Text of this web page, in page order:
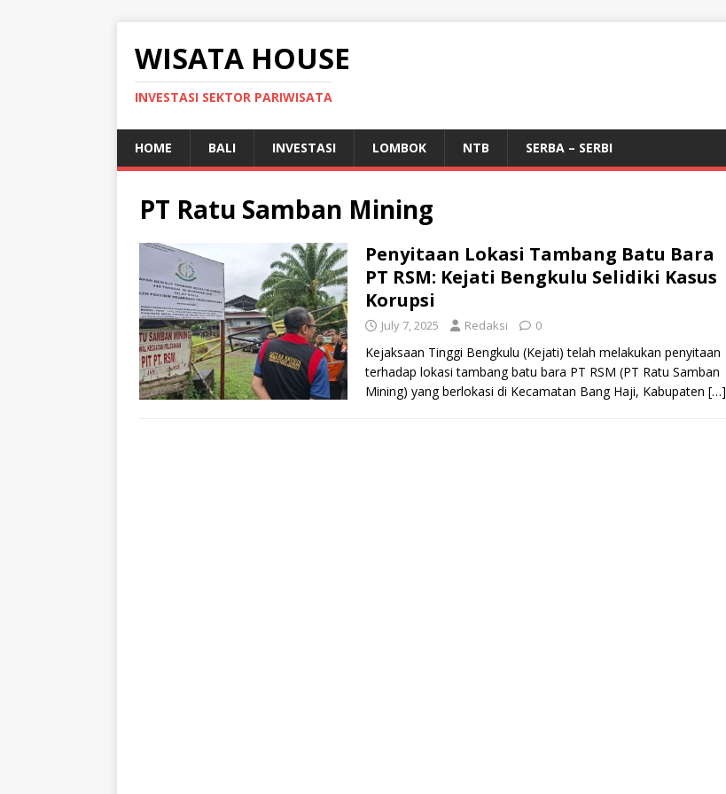
WISATA HOUSE
INVESTASI SEKTOR PARIWISATA
HOME BALI INVESTASI LOMBOK NTB SERBA – SERBI
PT Ratu Samban Mining
Penyitaan Lokasi Tambang Batu Bara
PT RSM: Kejati Bengkulu Selidiki Kasus
Korupsi
July 7, 2025 Redaksi 0
Kejaksaan Tinggi Bengkulu (Kejati) telah melakukan penyitaan
terhadap lokasi tambang batu bara PT RSM (PT Ratu Samban
Mining) yang berlokasi di Kecamatan Bang Haji, Kabupaten […]